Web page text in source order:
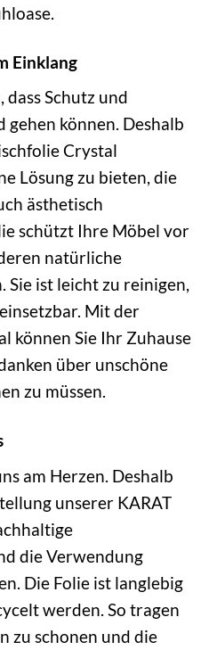
Einklang
Schutz und
gehen können. Deshalb
Crystal
Lösung zu bieten, die
ästhetisch
schützt Ihre Möbel vor
natürliche
Sie ist leicht zu reinigen,
Mit der
können Sie Ihr Zuhause
über unschöne
zu müssen.
am Herzen. Deshalb
unserer KARAT
die Verwendung
Die Folie ist langlebig
werden. So tragen
zu schonen und die